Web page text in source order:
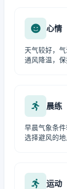
心情
天气较好，
通风降温，保
晨练
早晨气象条
选择避风的地
运动